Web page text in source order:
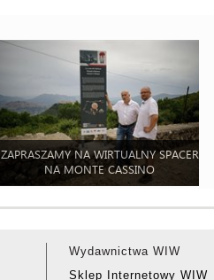
ZAPRASZAMY NA WIRTUALNY SPACER
NA MONTE CASSINO
Wydawnictwa WIW
Sklep Internetowy WIW